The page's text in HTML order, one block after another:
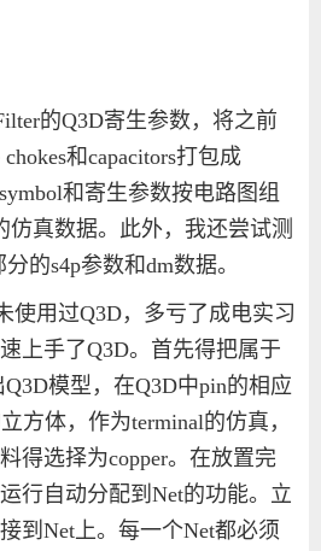
的Q3D寄生参数，将之前
和capacitors打包成
和寄生参数按电路图组
仿真数据。此外，我还尝试测
的s4p参数和dm数据。
用过Q3D，多亏了成电实习
上手了Q3D。首先得把属于
模型，在Q3D中pin的相应
方体，作为terminal的仿真，
得选择为copper。在放置完
行自动分配到Net的功能。立
到Net上。每一个Net都必须